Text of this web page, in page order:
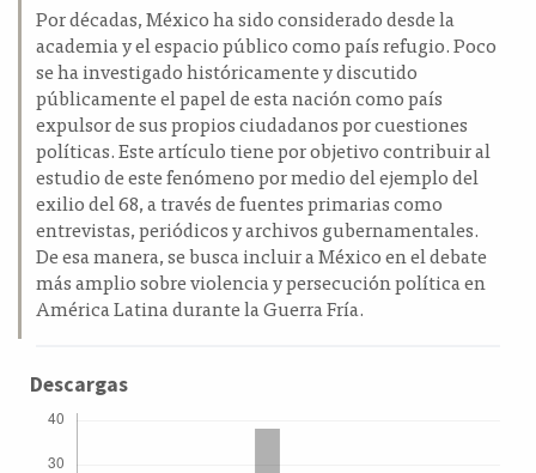
Por décadas, México ha sido considerado desde la
academia y el espacio público como país refugio. Poco
se ha investigado históricamente y discutido
públicamente el papel de esta nación como país
expulsor de sus propios ciudadanos por cuestiones
políticas. Este artículo tiene por objetivo contribuir al
estudio de este fenómeno por medio del ejemplo del
exilio del 68, a través de fuentes primarias como
entrevistas, periódicos y archivos gubernamentales.
De esa manera, se busca incluir a México en el debate
más amplio sobre violencia y persecución política en
América Latina durante la Guerra Fría.
Descargas